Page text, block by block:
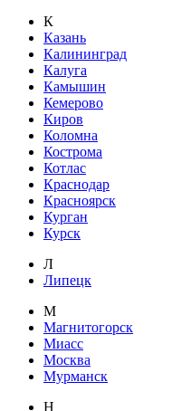
К
Казань
Калининград
Калуга
Камышин
Кемерово
Киров
Коломна
Кострома
Котлас
Краснодар
Красноярск
Курган
Курск
Л
Липецк
М
Магнитогорск
Миасс
Москва
Мурманск
Н